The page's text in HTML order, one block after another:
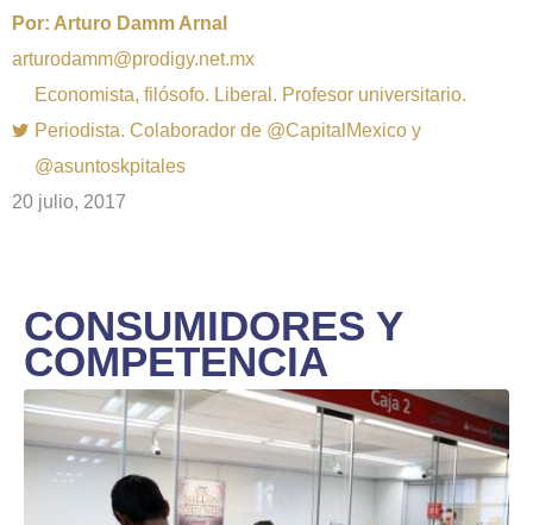
Por: Arturo Damm Arnal
arturodamm@prodigy.net.mx
Economista, filósofo. Liberal. Profesor universitario.
Periodista. Colaborador de @CapitalMexico y
@asuntoskpitales
20 julio, 2017
CONSUMIDORES Y
COMPETENCIA